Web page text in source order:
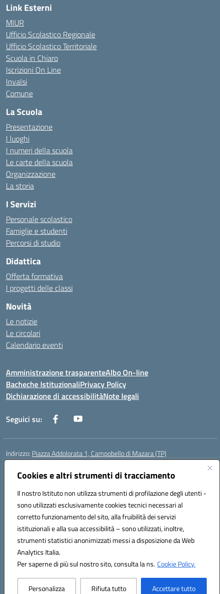
Cookies e altri strumenti di tracciamento
Il nostro Istituto non utilizza strumenti di profilazione degli utenti -
sono utilizzati esclusivamente cookies tecnici necessari al
corretto funzionamento del sito, alla fruibilità dei servizi
istituzionali e alla sua accessibilità – sono utilizzati, inoltre,
strumenti statistici anonimizzati messi a disposizione da Web
Analytics Italia.
Per saperne di più sul nostro sito, consulta la ns.Cookie Policy.
Personalizza Rifiuta tutto Accettare tutto
Link Esterni
MIUR
Ufficio Scolastico Regionale
Ufficio Scolastico Territoriale
Scuola in Chiaro
Iscrizioni On Line
Invalsi
Comune
La Scuola
Presentazione
I luoghi
I numeri della scuola
Le carte della scuola
Organizzazione
La storia
I Servizi
Personale scolastico
Famiglie e studenti
Percorsi di studio
Didattica
Offerta formativa
I progetti delle classi
Novità
Le notizie
Le circolari
Calendario eventi
Amministrazione trasparenteAlbo On-line
Bacheche IstituzionaliPrivacy Policy
Dichiarazione di accessibilitàNote legali
Seguici su:
Indirizzo: Piazza Addolorata 1, Campobello di Mazara (TP)
Centralino:092447674 Email:tpic81800e@istruzione.it
Posta elettronica certificata (PEC):tpic81800e@pec.istruzione.it
Codice fiscale: 81000910810
Codice meccanografico:TPIC81800E
Codice Indice delle Pubbliche Amministrazioni (IPA): istsc_tpic81800e
Codice unico di fatturazione (CUF): BAFXZG
Hosting & Powered by 3D Solution S.r.l.
Concept & Design by Designers Italia